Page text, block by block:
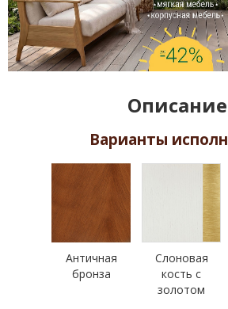
Описание
Варианты
Античная
бронза
Слоновая
кость с
золотом